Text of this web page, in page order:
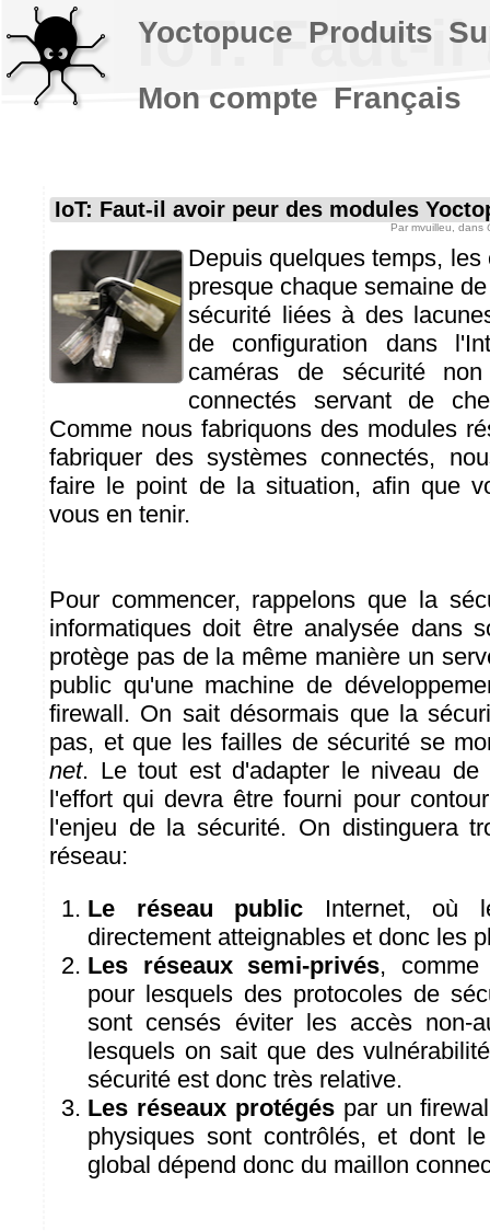
IoT: Faut-
IoT: Faut-il avoir peur des modules
Par mvuilleu , dans
Depuis quelques temps,
presque chaque semaine
sécurité liées à des
de configuration dans
caméras de sécurité
connectés servant de
Comme nous fabriquons des modules
fabriquer des systèmes connectés,
faire le point de la situation, afin que
vous en tenir.
Pour commencer, rappelons que la
informatiques doit être analysée dans
protège pas de la même manière un
public qu'une machine de
firewall. On sait désormais que la
pas, et que les failles de sécurité se
net. Le tout est d'adapter le niveau de
l'effort qui devra être fourni pour
l'enjeu de la sécurité. On distinguera
réseau:
Le réseau public Internet, où
directement atteignables et donc les
Les réseaux semi-privés, comme
pour lesquels des protocoles de
sont censés éviter les accès non-
lesquels on sait que des
sécurité est donc très relative.
Les réseaux protégéspar un
physiques sont contrôlés, et dont
global dépend donc du maillon
Yoctopuce Produits
Mon compte Français